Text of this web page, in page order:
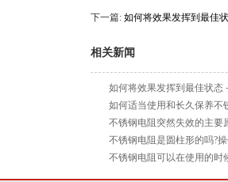
下一篇: 如何将效果发挥到最佳
相关新闻
如何将效果发挥到最佳状态
如何适当使用和长久保养不
不锈钢电阻突然失效的主要
不锈钢电阻是圆柱形的吗?
不锈钢电阻可以在使用的时